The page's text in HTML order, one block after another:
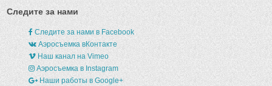
Следите за нами
Следите за нами в Facebook
Аэросъемка вКонтакте
Наш канал на Vimeo
Аэросъемка в Instagram
Наши работы в Google+